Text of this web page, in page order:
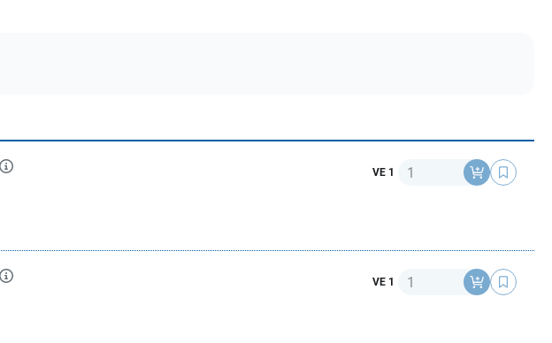
VE 1 Anzahl
VE 1 Anzahl